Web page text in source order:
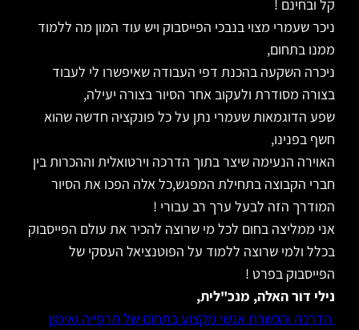
קל ובחינם !
ניכר שעמרי מצוי בנבכי הפייסבוק ויש עוד המון מה ללמוד
ממנו בתחום,
ניכרה השקעה בהכנת דפי העבודה שאיפשרו לי לעבוד
בצורה מסודרת ולעקוב אחר הסיור בצורה יעילה,
שפע הדוגמאות שעמרי נתן על כל פונקציה חדשה שהוא
חשף בפנינו,
האוירה הנעימה שיצר בתוך הדרכה וירטואלית וההכרות בין
חברי הקבוצה בתחילת המפגש,כל אלה הפכו את הסיור
המודרך הזה לבעל ערך רב עבורי !
אני ממליצה בחום לכל מי שרוצה להכיר את עולם הפייסבוק
בכלל ולמי שרוצה ללמוד על הפוטנציאל העסקי של
הפייסבוק בפרט !
נילי דור האלה, מנכ"לית,
הדרכה והכשרת אנשי מקצוע בתחום של תרפייה ואימון